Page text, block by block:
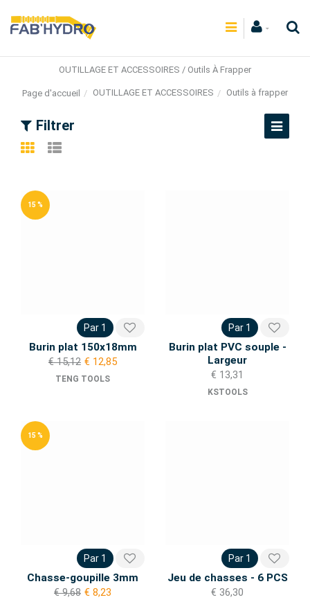
OUTILLAGE ET ACCESSOIRES / Outils À Frapper
Page d'accueil OUTILLAGE ET ACCESSOIRES Outils à frapper
Filtrer
15 %
Par 1
Burin plat 150x18mm
€ 15,12 € 12,85
TENG TOOLS
Par 1
Burin plat PVC souple -
Largeur
€ 13,31
KSTOOLS
15 %
Par 1
Chasse-goupille 3mm
€ 9,68 € 8,23
Par 1
Jeu de chasses - 6 PCS
€ 36,30